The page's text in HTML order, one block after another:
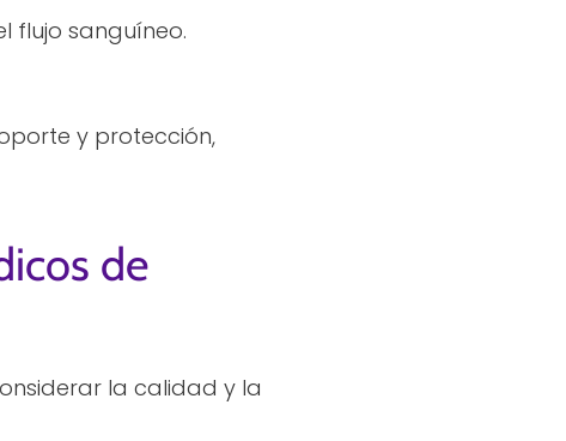
flujo sanguíneo.
y protección,
de
la calidad y la